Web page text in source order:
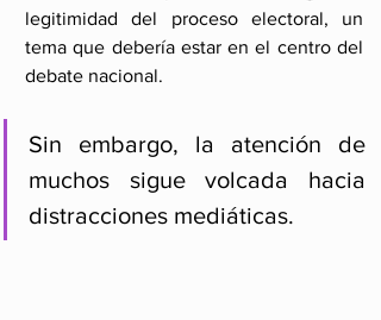
legitimidad del proceso electoral, un
tema que debería estar en el centro del
debate nacional.
Sin embargo, la atención de
muchos sigue volcada hacia
distracciones mediáticas.